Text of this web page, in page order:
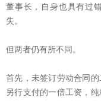
董事长，自身也具有过
失。
但两者仍有所不同。
首先，未签订劳动合同
另行支付的一倍工资，